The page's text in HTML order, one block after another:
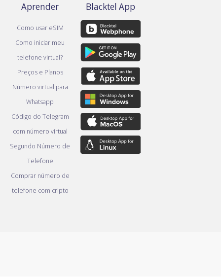
Aprender
Como usar eSIM
Como iniciar meu
telefone virtual?
Preços e Planos
Número virtual para
Whatsapp
Código do Telegram
com número virtual
Segundo Número de
Telefone
Comprar número de
telefone com cripto
Blacktel App